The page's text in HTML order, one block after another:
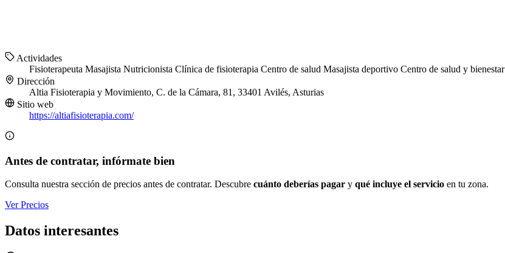
Actividades
Fisioterapeuta Masajista Nutricionista Clínica de fisioterapia Centro de salud Masajista deportivo Centro de salud y bienestar
Dirección
Altia Fisioterapia y Movimiento, C. de la Cámara, 81, 33401 Avilés, Asturias
Sitio web
https://altiafisioterapia.com/
Antes de contratar, infórmate bien
Consulta nuestra sección de precios antes de contratar. Descubre cuánto deberías pagar y qué incluye el servicio en tu zona.
Ver Precios
Datos interesantes